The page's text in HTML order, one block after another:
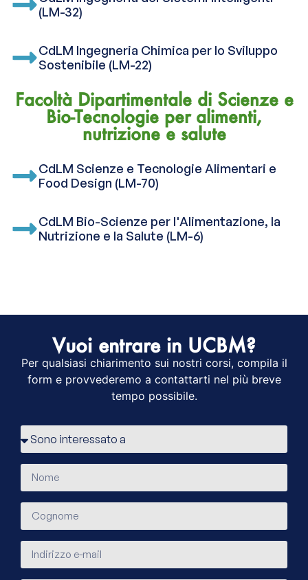
(LM-32)
CdLM Ingegneria Chimica per lo Sviluppo
Sostenibile (LM-22)
Facoltà Dipartimentale di Scienze e
Bio-Tecnologie per alimenti,
nutrizione e salute
CdLM Scienze e Tecnologie Alimentari e
Food Design (LM-70)
CdLM Bio-Scienze per l'Alimentazione, la
Nutrizione e la Salute (LM-6)
Vuoi entrare in UCBM?
Per qualsiasi chiarimento sui nostri corsi, compila il
form e provvederemo a contattarti nel più breve
tempo possibile.